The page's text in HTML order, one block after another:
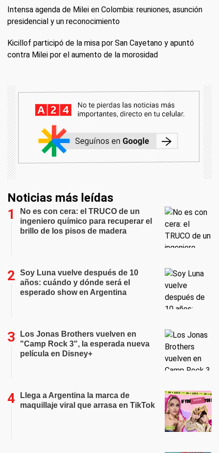
Intensa agenda de Milei en Colombia: reuniones, asunción
presidencial y un reconocimiento
Kicillof participó de la misa por San Cayetano y apuntó
contra Milei por el aumento de la morosidad
Noticias más leídas
No es con cera: el TRUCO de un
ingeniero químico para recuperar el
brillo de los pisos de madera
Soy Luna vuelve después de 10
años: cuándo y dónde será el
esperado show en Argentina
Los Jonas Brothers vuelven en
"Camp Rock 3", la esperada nueva
película en Disney+
Llega a Argentina la marca de
maquillaje viral que arrasa en TikTok